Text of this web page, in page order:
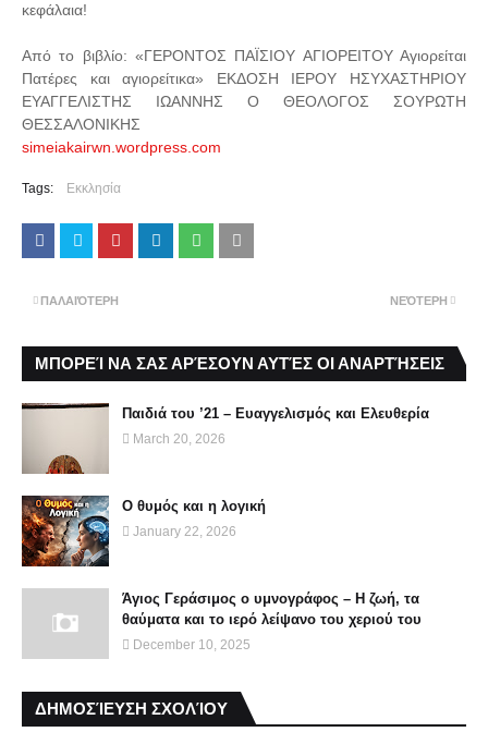
κεφάλαια!
Από το βιβλίο: «ΓΕΡΟΝΤΟΣ ΠΑΪΣΙΟΥ ΑΓΙΟΡΕΙΤΟΥ Αγιορείται
Πατέρες και αγιορείτικα» ΕΚΔΟΣΗ ΙΕΡΟΥ ΗΣΥΧΑΣΤΗΡΙΟΥ
ΕΥΑΓΓΕΛΙΣΤΗΣ ΙΩΑΝΝΗΣ Ο ΘΕΟΛΟΓΟΣ ΣΟΥΡΩΤΗ
ΘΕΣΣΑΛΟΝΙΚΗΣ
simeiakairwn.wordpress.com
Tags: Εκκλησία
ΝΕΌΤΕΡΗ
ΠΑΛΑΙΌΤΕΡΗ
ΜΠΟΡΕΊ ΝΑ ΣΑΣ ΑΡΈΣΟΥΝ ΑΥΤΈΣ ΟΙ ΑΝΑΡΤΉΣΕΙΣ
Παιδιά του ’21 – Ευαγγελισμός και Ελευθερία
March 20, 2026
Ο θυμός και η λογική
January 22, 2026
Άγιος Γεράσιμος ο υμνογράφος – Η ζωή, τα
θαύματα και το ιερό λείψανο του χεριού του
December 10, 2025
ΔΗΜΟΣΊΕΥΣΗ ΣΧΟΛΊΟΥ